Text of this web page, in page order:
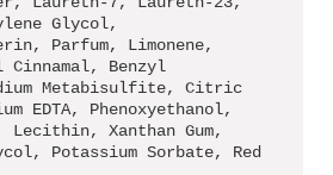
Glycol,
Parfum, Limonene,
Benzyl
Metabisulfite, Citric
EDTA, Phenoxyethanol,
Lecithin, Xanthan Gum,
Potassium Sorbate, Red